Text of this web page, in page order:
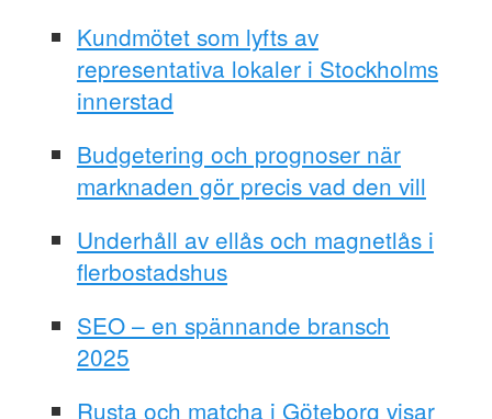
Kundmötet som lyfts av
representativa lokaler i Stockholms
innerstad
Budgetering och prognoser när
marknaden gör precis vad den vill
Underhåll av ellås och magnetlås i
flerbostadshus
SEO – en spännande bransch
2025
Rusta och matcha i Göteborg visar